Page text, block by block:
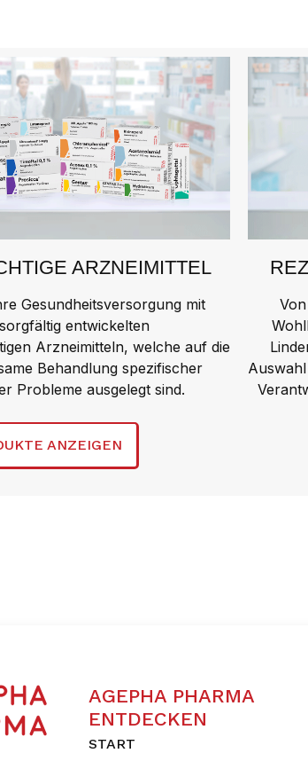
ARZNEIMITTEL
Gesundheitsversorgung mit
entwickelten
Arzneimitteln, welche auf die
Behandlung spezifischer
Probleme ausgelegt sind.
ANZEIGEN
AGEPHA PHARMA
ENTDECKEN
START